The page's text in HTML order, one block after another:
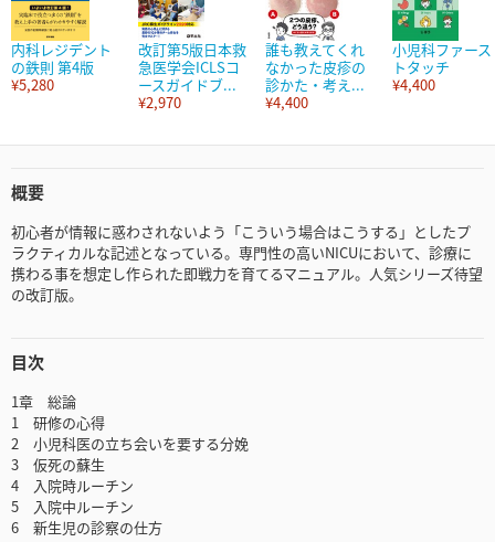
内科レジデント
の鉄則 第4版
¥5,280
改訂第5版日本救
急医学会ICLSコ
ースガイドブ...
¥2,970
誰も教えてくれ
なかった皮疹の
診かた・考え...
¥4,400
小児科ファース
トタッチ
¥4,400
概要
初心者が情報に惑わされないよう「こういう場合はこうする」としたプ
ラクティカルな記述となっている。専門性の高いNICUにおいて、診療に
携わる事を想定し作られた即戦力を育てるマニュアル。人気シリーズ待望
の改訂版。
目次
1章 総論
1 研修の心得
2 小児科医の立ち会いを要する分娩
3 仮死の蘇生
4 入院時ルーチン
5 入院中ルーチン
6 新生児の診察の仕方